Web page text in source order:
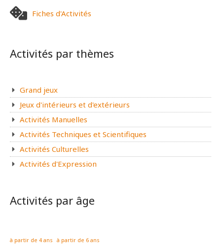
r
Fiches d'Activités
Activités par thèmes
Grand jeux
Jeux d'intérieurs et d'extérieurs
Activités Manuelles
Activités Techniques et Scientifiques
Activités Culturelles
Activités d'Expression
Activités par âge
à partir de 4 ans à partir de 6 ans